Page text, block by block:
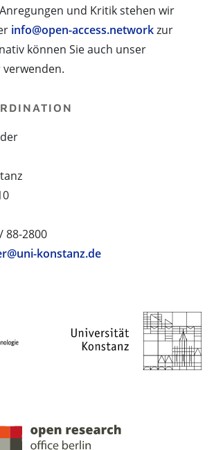
und Kritik stehen wir
info@open-access.networkzur
können Sie auch unser
88-2800
konstanz.de